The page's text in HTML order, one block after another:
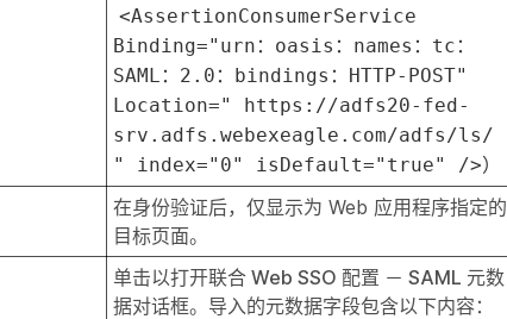
<AssertionConsumerService
Binding="urn：oasis：names：tc：
SAML：2.0：bindings：HTTP-POST"
Location=" https://adfs20-fed-
srv.adfs.webexeagle.com/adfs/ls/
" index="0" isDefault="true" />）
在身份验证后，仅显示为 Web 应用程序指定的
目标页面。
单击以打开联合 Web SSO 配置 － SAML 元数
据对话框。导入的元数据字段包含以下内容：